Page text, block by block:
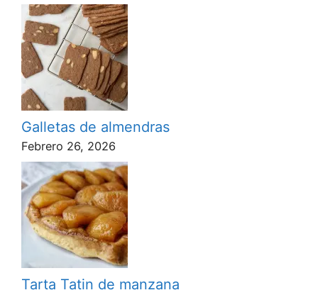
Galletas de almendras
Febrero 26, 2026
Tarta Tatin de manzana